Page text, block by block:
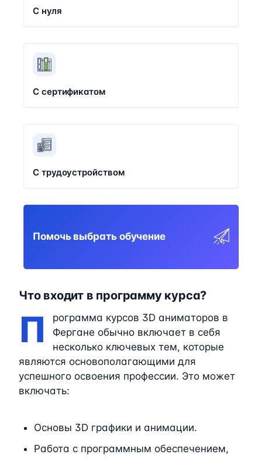
С нуля
С сертификатом
С трудоустройством
Помочь выбрать обучение
Что входит в программу курса?
П
рограмма курсов 3D аниматоров в
Фергане обычно включает в себя
несколько ключевых тем, которые
являются основополагающими для
успешного освоения профессии. Это может
включать:
Основы 3D графики и анимации.
Работа с программным обеспечением,